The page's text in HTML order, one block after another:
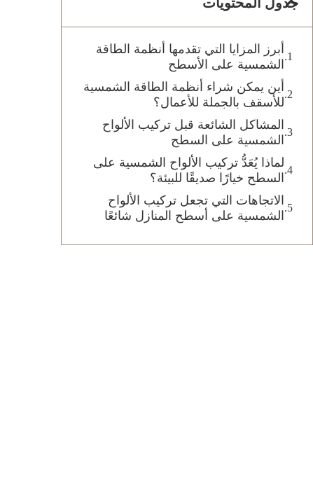
أبرز المزايا التي تقدمها أنظمة الطاقة
الشمسية على الأسطح
أين يمكن شراء أنظمة الطاقة الشمسية
للأسقف بالجملة للأعمال؟
المشاكل الشائعة قبل تركيب الألواح
الشمسية على السطح
لماذا يُعَدُّ تركيب الألواح الشمسية على
السطح خيارًا صديقًا للبيئة؟
الاتجاهات التي تجعل تركيب الألواح
الشمسية على أسطح المنازل شائعًا